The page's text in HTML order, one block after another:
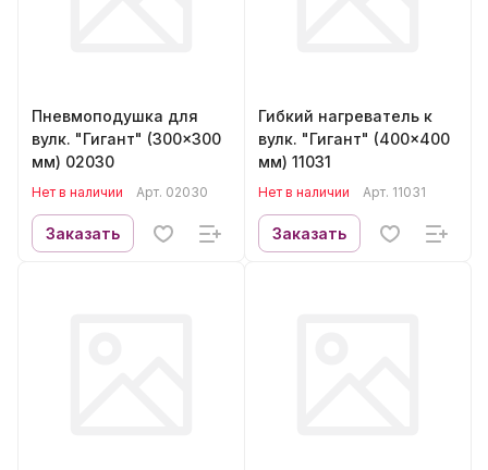
Пневмоподушка для
вулк. "Гигант" (300x300
мм) 02030
Нет в наличии Арт. 02030
Заказать
Гибкий нагреватель к
вулк. "Гигант" (400x400
мм) 11031
Нет в наличии Арт. 11031
Заказать